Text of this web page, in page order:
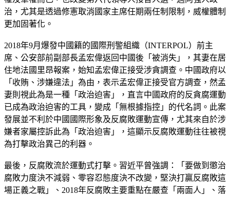
治，尤其是透過修憲取消國家主席任期兩任制限制，威權體制
更加固著化。
2018年9月爆發中國籍的國際刑警組織（INTERPOL）前主
席、公安部前副部長孟宏偉返回中國後「被消失」，其妻在居
住地法國里昂報案，始知孟宏偉正接受涉貪調查。中國政府以
「收賄、涉嫌違法」為由，表示孟宏偉正接受官方調查，然孟
妻則視此為是一種「政治迫害」，直言中國政府的反貪腐運動
已成為政治迫害的工具，變成「無根據指控」的代名詞。此案
發展並不利於中國國際形象及反腐敗運動宣傳，尤其來自於涉
嫌者家屬控訴此為「政治迫害」，這顯示反腐敗運動往往被視
為打擊政治異己的利器。
最後，反腐敗流於運動式打擊。習近平曾強調：「要做到懲治
腐敗力度決不減弱、零容忍態度決不改變，堅決打贏反腐敗這
場正義之戰」、2018年反腐敗主要重點在嚴查「兩面人」、落